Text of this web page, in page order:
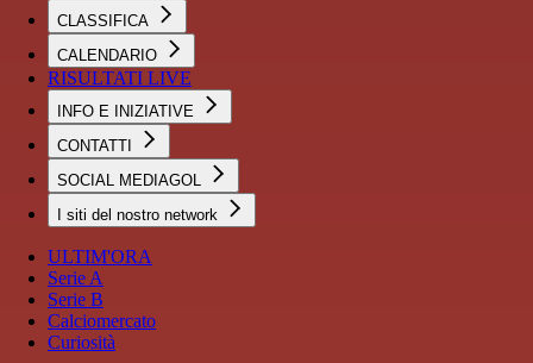
CLASSIFICA
CALENDARIO
RISULTATI LIVE
INFO E INIZIATIVE
CONTATTI
SOCIAL MEDIAGOL
I siti del nostro network
ULTIM'ORA
Serie A
Serie B
Calciomercato
Curiosità